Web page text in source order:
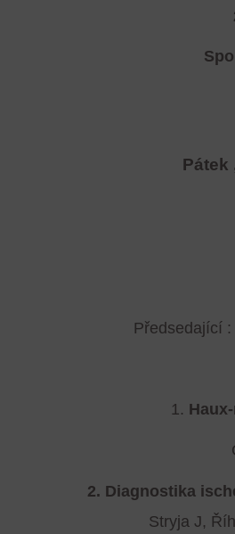
Pátek
Předsedající :
1.
2. Diagnostika
Stryja J,